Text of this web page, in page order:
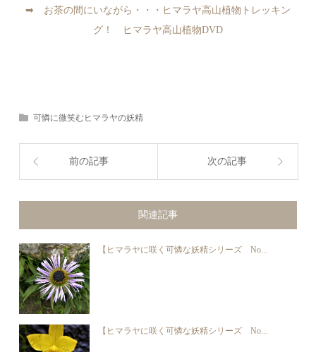
➡ お茶の間にいながら・・・ヒマラヤ高山植物トレッキン
グ！ ヒマラヤ高山植物DVD
可憐に微笑むヒマラヤの妖精
前の記事 次の記事
関連記事
【ヒマラヤに咲く可憐な妖精シリーズ No...
【ヒマラヤに咲く可憐な妖精シリーズ No...